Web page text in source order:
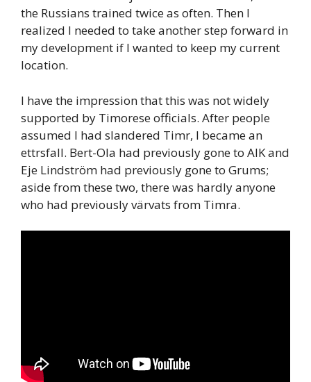
the Russians trained twice as often. Then I
realized I needed to take another step forward in
my development if I wanted to keep my current
location.
I have the impression that this was not widely
supported by Timorese officials. After people
assumed I had slandered Timr, I became an
ettrsfall. Bert-Ola had previously gone to AIK and
Eje Lindström had previously gone to Grums;
aside from these two, there was hardly anyone
who had previously värvats from Timra.